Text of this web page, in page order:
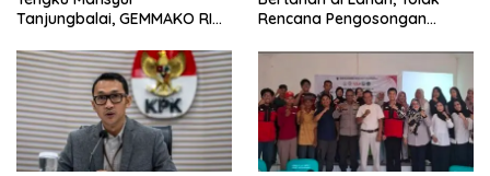
Tanjungbalai, GEMMAKO RI
Tuntas
Rencana Pengosongan